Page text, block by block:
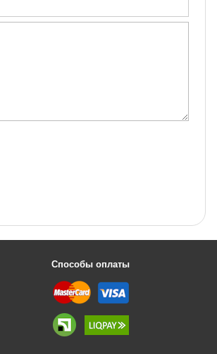
Способы оплаты